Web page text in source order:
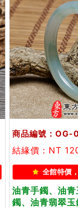
商品編號：OG-
結緣價：NT
全館特價
油青手鐲、油
鐲、油青翡翠